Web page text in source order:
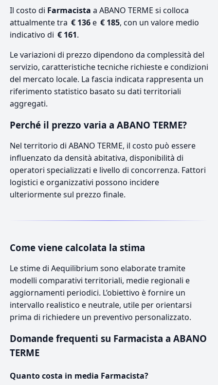
Il costo di Farmacista a ABANO TERME si colloca
attualmente tra € 136e € 185, con un valore medio
indicativo di € 161.
Le variazioni di prezzo dipendono da complessità del
servizio, caratteristiche tecniche richieste e condizioni
del mercato locale. La fascia indicata rappresenta un
riferimento statistico basato su dati territoriali
aggregati.
Perché il prezzo varia a ABANO TERME?
Nel territorio di ABANO TERME, il costo può essere
influenzato da densità abitativa, disponibilità di
operatori specializzati e livello di concorrenza. Fattori
logistici e organizzativi possono incidere
ulteriormente sul prezzo finale.
Come viene calcolata la stima
Le stime di Aequilibrium sono elaborate tramite
modelli comparativi territoriali, medie regionali e
aggiornamenti periodici. L’obiettivo è fornire un
intervallo realistico e neutrale, utile per orientarsi
prima di richiedere un preventivo personalizzato.
Domande frequenti su Farmacista a ABANO
TERME
Quanto costa in media Farmacista?